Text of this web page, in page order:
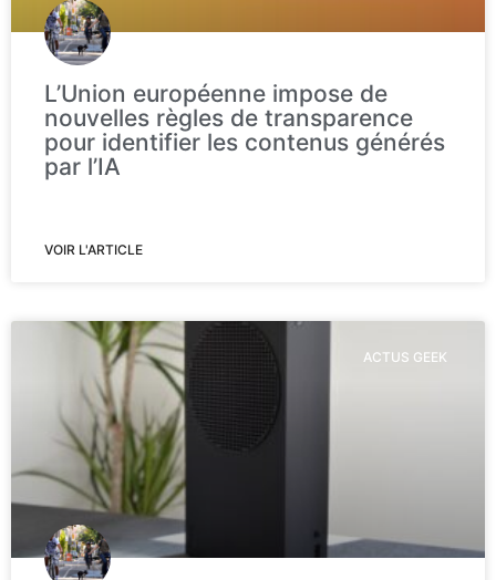
L’Union européenne impose de
nouvelles règles de transparence
pour identifier les contenus générés
par l’IA
VOIR L'ARTICLE
ACTUS GEEK